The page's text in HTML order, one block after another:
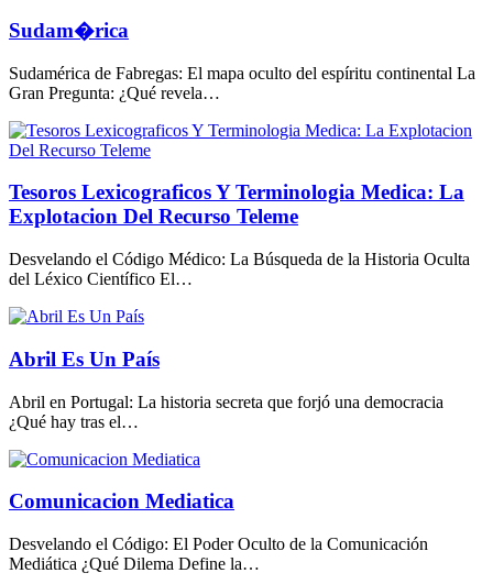
Sudam�rica
Sudamérica de Fabregas: El mapa oculto del espíritu continental La
Gran Pregunta: ¿Qué revela…
Tesoros Lexicograficos Y Terminologia Medica: La
Explotacion Del Recurso Teleme
Desvelando el Código Médico: La Búsqueda de la Historia Oculta
del Léxico Científico El…
Abril Es Un País
Abril en Portugal: La historia secreta que forjó una democracia
¿Qué hay tras el…
Comunicacion Mediatica
Desvelando el Código: El Poder Oculto de la Comunicación
Mediática ¿Qué Dilema Define la…